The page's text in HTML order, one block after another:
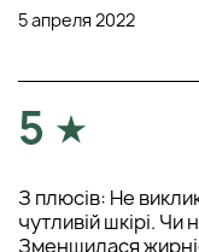
5 апреля 2022
5
З плюсів: Не
чутливій шкірі.
Зменшилася